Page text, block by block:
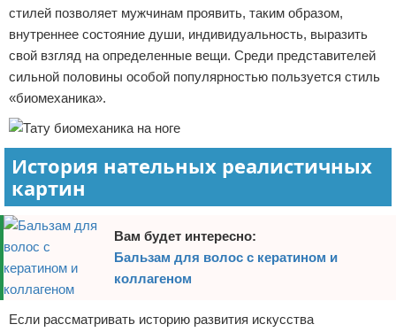
Отказ от ответственности
стилей позволяет мужчинам проявить, таким образом,
внутреннее состояние души, индивидуальность, выразить
свой взгляд на определенные вещи. Среди представителей
сильной половины особой популярностью пользуется стиль
«биомеханика».
История нательных реалистичных
картин
Вам будет интересно:
Бальзам для волос с кератином и
коллагеном
Если рассматривать историю развития искусства